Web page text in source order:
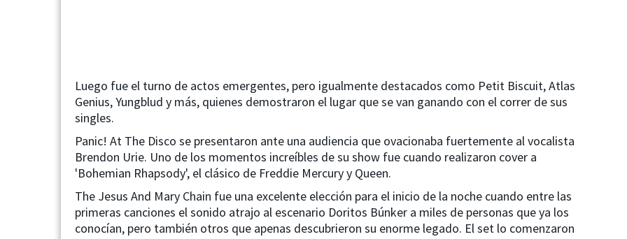
Luego fue el turno de actos emergentes, pero igualmente destacados como Petit Biscuit, Atlas
Genius, Yungblud y más, quienes demostraron el lugar que se van ganando con el correr de sus
singles.
Panic! At The Disco se presentaron ante una audiencia que ovacionaba fuertemente al vocalista
Brendon Urie. Uno de los momentos increíbles de su show fue cuando realizaron cover a
'Bohemian Rhapsody', el clásico de Freddie Mercury y Queen.
The Jesus And Mary Chain fue una excelente elección para el inicio de la noche cuando entre las
primeras canciones el sonido atrajo al escenario Doritos Búnker a miles de personas que ya los
conocían, pero también otros que apenas descubrieron su enorme legado. El set lo comenzaron